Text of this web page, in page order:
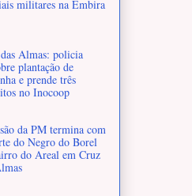
militares na Embira
Almas: policia
plantação de
e prende três
no Inocoop
da PM termina com
do Negro do Borel
do Areal em Cruz